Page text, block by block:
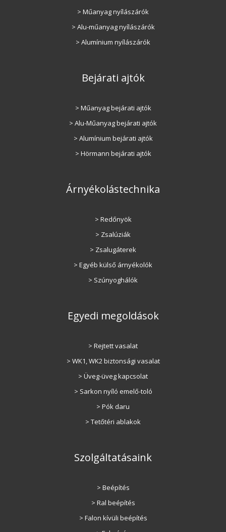
> Műanyag nyílászárók
> Alu-műanyag nyílászárók
> Alumínium nyílászárók
Bejárati ajtók
> Műanyag bejárati ajtók
> Alu-Műanyag bejárati ajtók
> Alumínium bejárati ajtók
> Hörmann bejárati ajtók
Árnyékolástechnika
> Redőnyök
> Zsalúziák
> Zsalugáterek
> Egyéb külső árnyékolók
> Szúnyoghálók
Egyedi megoldások
> Rejtett vasalat
> WK1, WK2 biztonsági vasalat
> Üveg-üveg kapcsolat
> Sarkon nyíló emelő-toló
> Pók daru
> Tetőtéri ablakok
Szolgáltatásaink
> Beépítés
> Ral beépítés
> Falon kívüli beépítés